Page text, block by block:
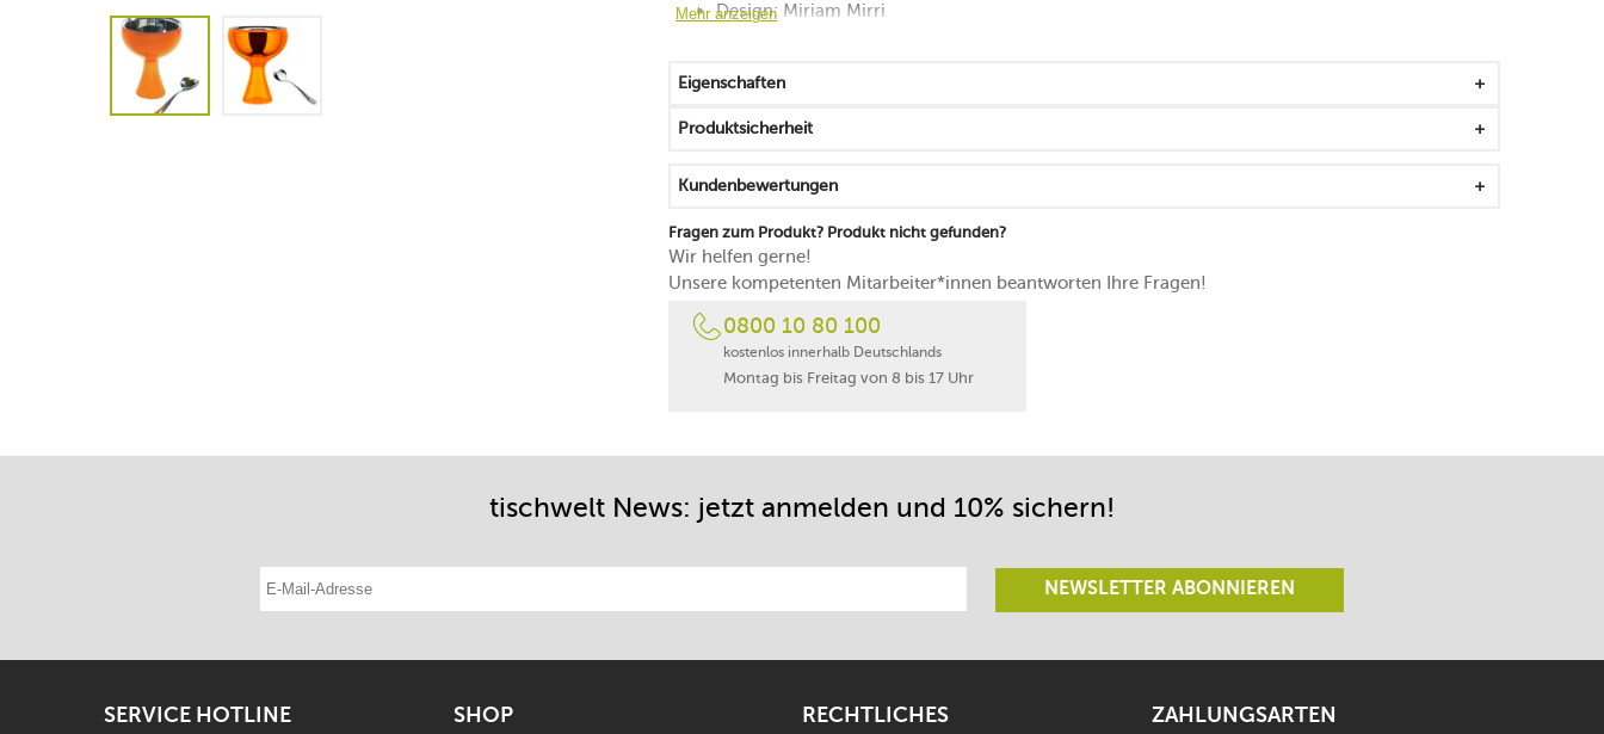
Design: Miriam Mirri
Mehr anzeigen
Eigenschaften
Produktsicherheit
Kundenbewertungen
Fragen zum Produkt? Produkt nicht gefunden?
Wir helfen gerne!
Unsere kompetenten Mitarbeiter*innen beantworten Ihre Fragen!
0800 10 80 100
kostenlos innerhalb Deutschlands
Montag bis Freitag von 8 bis 17 Uhr
tischwelt News: jetzt anmelden und 10% sichern!
E-Mail-Adresse eintragen
NEWSLETTER ABONNIEREN
SERVICE HOTLINE SHOP RECHTLICHES ZAHLUNGSARTEN